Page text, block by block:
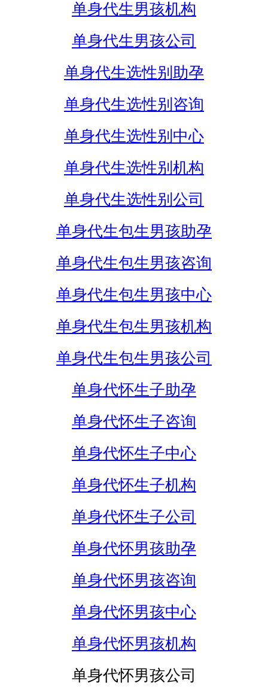
单身代生男孩机构
单身代生男孩公司
单身代生选性别助孕
单身代生选性别咨询
单身代生选性别中心
单身代生选性别机构
单身代生选性别公司
单身代生包生男孩助孕
单身代生包生男孩咨询
单身代生包生男孩中心
单身代生包生男孩机构
单身代生包生男孩公司
单身代怀生子助孕
单身代怀生子咨询
单身代怀生子中心
单身代怀生子机构
单身代怀生子公司
单身代怀男孩助孕
单身代怀男孩咨询
单身代怀男孩中心
单身代怀男孩机构
单身代怀男孩公司